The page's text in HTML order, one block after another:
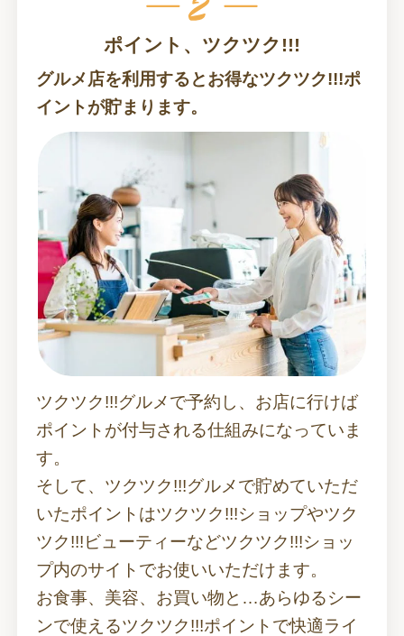
ポイント、ツクツク!!!
グルメ店を利用するとお得なツクツク!!!ポ
イントが貯まります。
ツクツク!!!グルメで予約し、お店に行けば
ポイントが付与される仕組みになっていま
す。
そして、ツクツク!!!グルメで貯めていただ
いたポイントはツクツク!!!ショップやツク
ツク!!!ビューティーなどツクツク!!!ショッ
プ内のサイトでお使いいただけます。
お食事、美容、お買い物と…あらゆるシー
ンで使えるツクツク!!!ポイントで快適ライ